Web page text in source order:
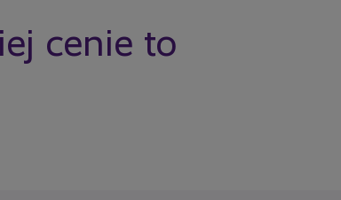
cenie to